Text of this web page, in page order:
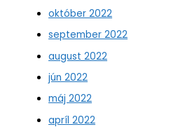
október 2022
september 2022
august 2022
jún 2022
máj 2022
apríl 2022